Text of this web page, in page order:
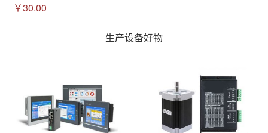
￥30.00
生产设备好物